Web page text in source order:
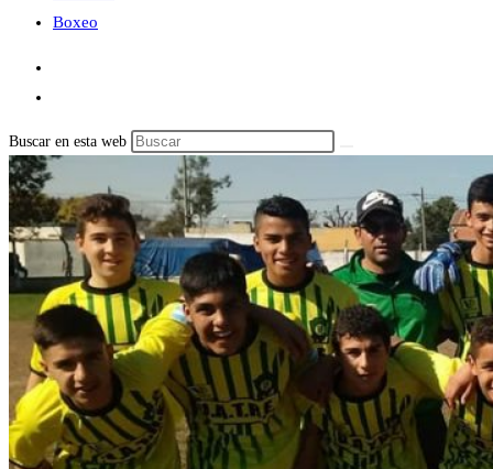
Boxeo
Buscar en esta web